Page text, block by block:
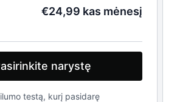
€24,99 kas mėnesį
narystę
testą, kurį pasidarę